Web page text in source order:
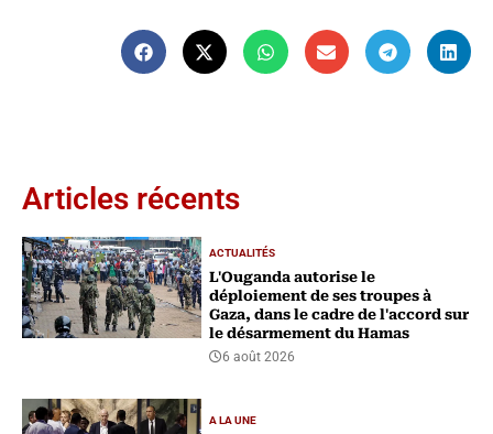
Articles récents
ACTUALITÉS
L'Ouganda autorise le
déploiement de ses troupes à
Gaza, dans le cadre de l'accord sur
le désarmement du Hamas
6 août 2026
A LA UNE